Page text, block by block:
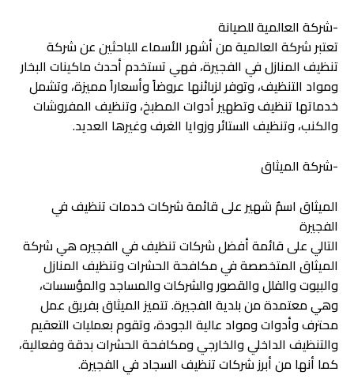
-شركة العالمية للصيانة
تعتبر شركة العالمية من أشهر الأسماء للباحثين عن شركة
تنظيف المنازل في الفجيرة، فهي تستخدم أحدث ماكينات البخار
ومواد التنظيف، وتوفر لزبائنها عروضاً وأسعاراً مميزة، وتشمل
خدماتها تنظيف وتطهير أدوات المطبخ، وتنظيف المفروشات
والكنب، وتنظيف الستائر وزوايا الغرف وغيرها العديد.
-شركة الميثاق
الميثاق اسمٌ شهير على قائمة شركات خدمات تنظيف في
الفجيرة
التالي على قائمة أفضل شركات تنظيف في الفجيره هي شركة
الميثاق المتخصصة في مكافحة الحشرات وتنظيف المنازل
والبيوت والفلل والقصور والشركات والمساجد والمؤسسات،
وهي معتمدة من بلدية الفجيرة. تتميز الميثاق بفريق عمل
محترف وأدوات ومواد عالية الجودة، وتقوم بعمليات التعقيم
والتنظيف الداخلي والخارجي ومكافحة الحشرات بدقة وفعالية،
كما أنها من أبرز شركات تنظيف السجاد في الفجيرة.